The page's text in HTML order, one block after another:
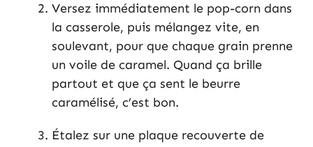
Versez immédiatement le pop-corn dans
la casserole, puis mélangez vite, en
soulevant, pour que chaque grain prenne
un voile de caramel. Quand ça brille
partout et que ça sent le beurre
caramélisé, c’est bon.
Étalez sur une plaque recouverte de